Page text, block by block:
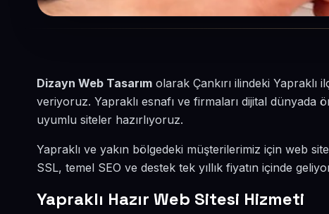
Dizayn Web Tasarım olarak Çankırı ilindeki Yapraklı
veriyoruz. Yapraklı esnafı ve firmaları dijital dünyada
uyumlu siteler hazırlıyoruz.
Yapraklı ve yakın bölgedeki müşterilerimiz için web
SSL, temel SEO ve destek tek yıllık fiyatın içinde
Yapraklı Hazır Web Sitesi Hizmeti